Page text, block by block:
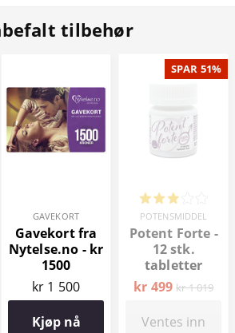
tilbehør
GAVEKORT
Gavekort fra
Nytelse.no - kr
1500
kr 1 500
Kjøp nå
SPAR 51%
POTENSMIDDEL
Potent Forte -
12 stk.
tabletter
kr 499 kr 1 019
Ventes inn